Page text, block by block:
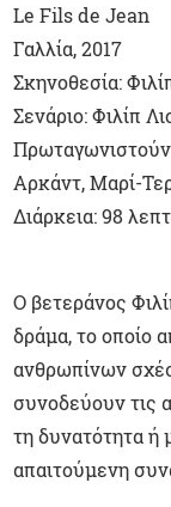
Le Fils de Jean
Γαλλία, 2017
Σκηνοθεσία:
Σενάριο: Φιλίπ
Αρκάντ, Μαρί-
Διάρκεια: 98
Ο βετεράνος
δράμα, το οποίο
ανθρωπίνων
συνοδεύουν τις
τη δυνατότητα ή
απαιτούμενη